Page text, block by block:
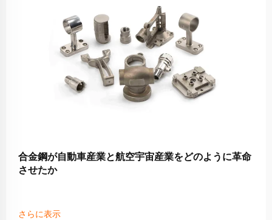
合金鋼が自動車産業と航空宇宙産業をどのように革命
させたか
さらに表示